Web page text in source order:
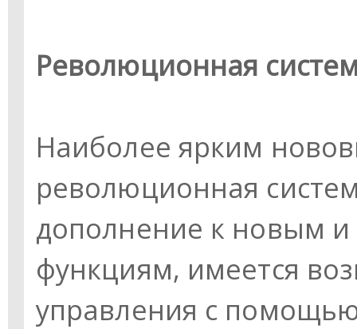
Революционная
Наиболее ярким
революционная
дополнение к новым
функциям, имеется
управления с помощью